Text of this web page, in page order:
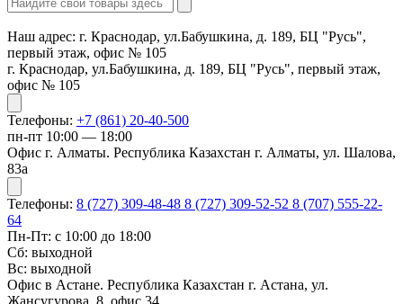
Наш адрес: г. Краснодар, ул.Бабушкина, д. 189, БЦ "Русь",
первый этаж, офис № 105
г. Краснодар, ул.Бабушкина, д. 189, БЦ "Русь", первый этаж,
офис № 105
Телефоны: +7 (861) 20-40-500
пн-пт 10:00 — 18:00
Офис г. Алматы. Республика Казахстан г. Алматы, ул. Шалова,
83а
Телефоны: 8 (727) 309-48-48 8 (727) 309-52-52 8 (707) 555-22-
64
Пн-Пт: с 10:00 до 18:00
Сб: выходной
Вс: выходной
Офис в Астане. Республика Казахстан г. Астана, ул.
Жансугурова, 8, офис 34